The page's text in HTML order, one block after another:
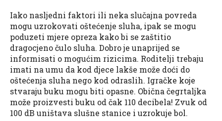
Iako nasljedni faktori ili neka slučajna povreda
mogu uzrokovati oštećenje sluha, ipak se mogu
poduzeti mjere opreza kako bi se zaštitio
dragocjeno čulo sluha. Dobro je unaprijed se
informisati o mogućim rizicima. Roditelji trebaju
imati na umu da kod djece lakše može doći do
oštećenja sluha nego kod odraslih. Igračke koje
stvaraju buku mogu biti opasne. Obična čegrtaljka
može proizvesti buku od čak 110 decibela! Zvuk od
100 dB uništava slušne stanice i uzrokuje bol.